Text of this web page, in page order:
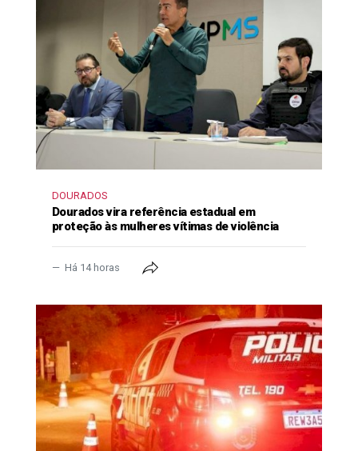
DOURADOS
Dourados vira referência estadual em
proteção às mulheres vítimas de violência
Há 14 horas